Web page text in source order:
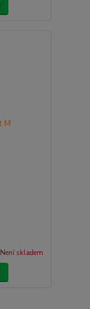
Není skladem